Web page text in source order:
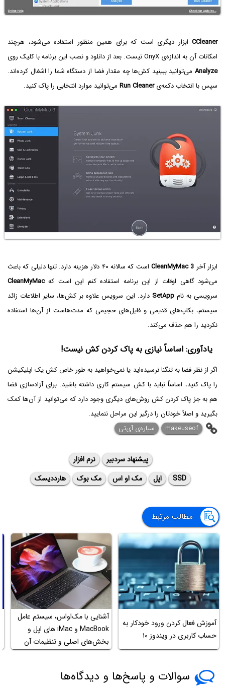
CCleaner ابزار دیگری است که برای همین منظور استفاده می‌شود، هرچند
امکانات آن به اندازه‌ی OnyX نیست. بعد از دانلود و نصب این برنامه با کلیک روی
Analyze می‌توانید ببینید کش‌ها چه مقدار فضا از دستگاه شما را اشغال کرده‌اند.
سپس با انتخاب دکمه‌یRun Cleaner می‌توانید موارد انتخابی را پاک کنید.
ابزار آخر CleanMyMac 3
است که سالانه ۴۰ دلار هزینه دارد. تنها دلیلی که باعث
می‌شود گاهی اوقات از این برنامه استفاده کنم این است کهCleanMyMac
سرویسی به نامSetApp دارد. این سرویس علاوه بر کش‌ها، سایر اطلاعات زائد
سیستم، بکاپ‌های قدیمی و فایل‌های حجیمی که مدت‌هاست از آن‌ها استفاده
نکردید را هم حذف می‌کند.
یادآوری: اساساً نیازی به پاک کردن کش نیست!
اگر از نظر فضا به تنگنا نرسیده‌اید یا نمی‌خواهید به طور خاص کش یک اپلیکیشن
را پاک کنید، اساساً نباید با کش سیستم کاری داشته باشید. برای آزادسازی فضا
هم به جز پاک کردن کش روش‌های دیگری وجود دارد که می‌توانید از آن‌ها کمک
بگیرید و اصلاً خودتان را درگیر این مراحل ننمایید.
makeuseof
سیاره‌ی آی‌تی
پیشنهاد سردبیر
نرم افزار
SSD
اپل مک او اس مک بوک هارددیسک
مطالب مرتبط
آموزش فعال کردن ورود خودکار به
حساب کاربری در ویندوز ۱۰
آشنایی با مک‌او‌اس، سیستم عامل
MacBook و iMac های اپل و
بخش‌های اصلی و تنظیمات آن
سوالات و پاسخ‌ها و دیدگاه‌ها